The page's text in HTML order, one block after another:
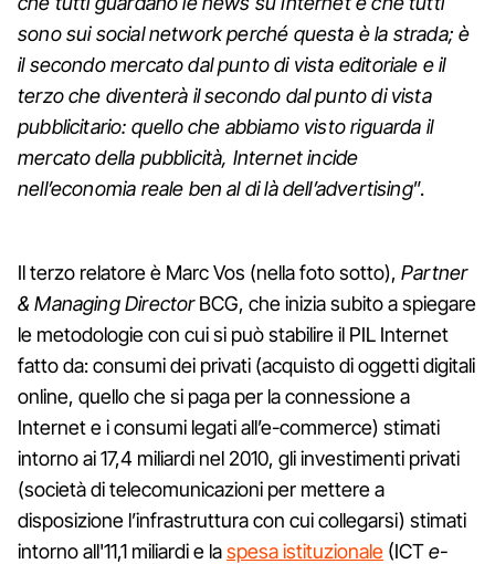
sono sui social network perché questa è la strada; è
il secondo mercato dal punto di vista editoriale e il
terzo che diventerà il secondo dal punto di vista
pubblicitario: quello che abbiamo visto riguarda il
mercato della pubblicità, Internet incide
nell’economia reale ben al di là dell’advertising”.
Il terzo relatore è Marc Vos (nella foto sotto), Partner
& Managing DirectorBCG, che inizia subito a spiegare
le metodologie con cui si può stabilire il PIL Internet
fatto da: consumi dei privati (acquisto di oggetti digitali
online, quello che si paga per la connessione a
Internet e i consumi legati all’e-commerce) stimati
intorno ai 17,4 miliardi nel 2010, gli investimenti privati
(società di telecomunicazioni per mettere a
disposizione l’infrastruttura con cui collegarsi) stimati
intorno all'11,1 miliardi e laspesa istituzionale (ICTe-